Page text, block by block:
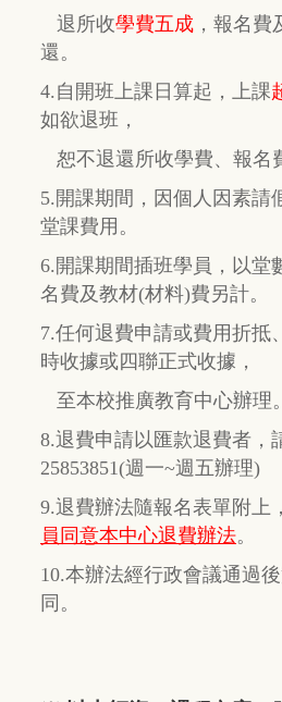
退所收學費五成 ， 報名費
還。
4.自開班上課日算起，上課
如欲退班，
恕不退還所收學費、報名
5.開課期間，因個人因素請
堂課費用。
6.開課期間插班學員，以堂
名費及教材(材料)費另計。
7.任何退費申請或費用折抵
時收據或四聯正式收據，
至本校推廣教育中心辦理
8.退費申請以匯款退費者，
25853851(週一~週五辦理)
9.退費辦法隨報名表單附上
員同意本中心退費辦法。
10.本辦法經行政會議通過
同。